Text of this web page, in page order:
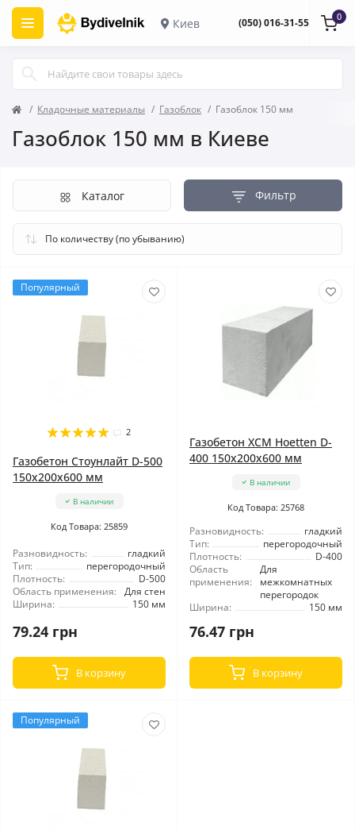
Киев (050) 016-31-55 0
Кладочные материалы Газоблок Газоблок 150 мм
Газоблок 150 мм в Киеве
Фильтр
Каталог
Популярный
2
Газобетон Стоунлайт D-500
150x200x600 мм
В наличии
Код Товара: 25859
Разновидность:
гладкий
Тип:
перегородочный
Плотность:
D-500
Область применения:
Для стен
Ширина:
150 мм
79.24 грн
В корзину
Газобетон ХСМ Hoetten D-
400 150x200x600 мм
В наличии
Код Товара: 25768
Разновидность:
гладкий
Тип:
перегородочный
Плотность:
D-400
Область
применения:
Для
межкомнатных
перегородок
Ширина:
150 мм
76.47 грн
В корзину
Популярный